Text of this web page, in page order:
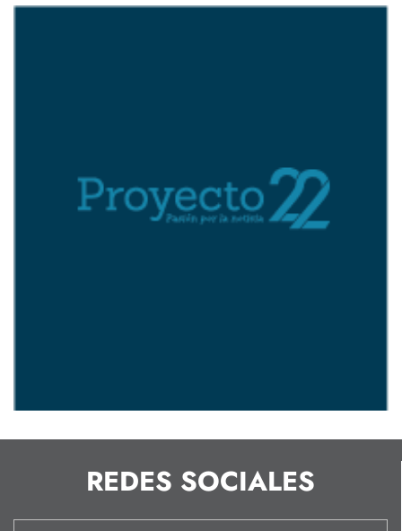
REDES SOCIALES